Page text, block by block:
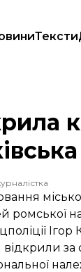
Тексти
заклик
ромської
за